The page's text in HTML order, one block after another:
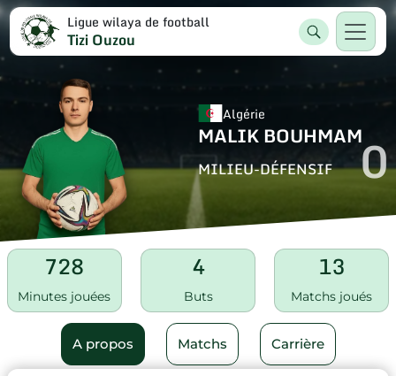
Ligue wilaya de football
Tizi Ouzou
Algérie
MALIK BOUHMAM
MILIEU-DÉFENSIF 0
728
Minutes jouées
4
Buts
13
Matchs joués
A propos Matchs Carrière